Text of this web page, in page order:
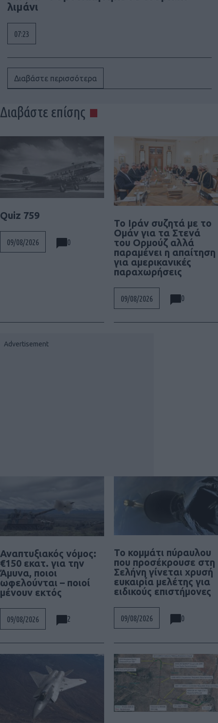
λιμάνι
07:23
Διαβάστε περισσότερα
Διαβάστε επίσης
Quiz 759
09/08/2026 0
To Ιράν συζητά με το
Ομάν για τα Στενά
του Ορμούζ αλλά
παραμένει η απαίτηση
για αμερικανικές
παραχωρήσεις
09/08/2026 0
Αναπτυξιακός νόμος:
€150 εκατ. για την
Άμυνα, ποιοι
ωφελούνται – ποιοί
μένουν εκτός
09/08/2026 2
Το κομμάτι πύραυλου
που προσέκρουσε στη
Σελήνη γίνεται χρυσή
ευκαιρία μελέτης για
ειδικούς επιστήμονες
09/08/2026 0